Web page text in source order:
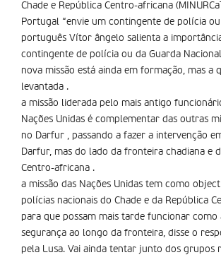
Chade e República Centro-africana
Portugal “envie um contingente de polícia ou
português Vítor ângelo salienta a
contingente de polícia ou da Guarda
nova missão está ainda em formação, mas a
levantada .
a missão liderada pelo mais antigo
Nações Unidas é complementar das outras
no Darfur , passando a fazer a intervenção
Darfur, mas do lado da fronteira chadiana e
Centro-africana .
a missão das Nações Unidas tem como
polícias nacionais do Chade e da República
para que possam mais tarde funcionar como
segurança ao longo da fronteira, disse o
pela Lusa. Vai ainda tentar junto dos grupos